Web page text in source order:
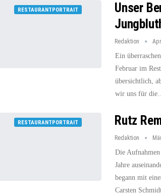
RESTAURANTPORTRAIT
Unser
Redaktion
Ein
Februar im
übersichtlich,
wir uns für
RESTAURANTPORTRAIT Rutz
Redaktion
Die
Jahre
begann mit
Carsten